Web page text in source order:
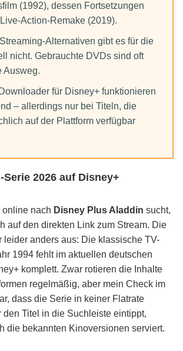
(1992), dessen Fortsetzungen
Action-Remake (2019).
Alternativen gibt es für die
nicht. Gebrauchte DVDs sind oft
Ausweg.
für Disney+ funktionieren
– allerdings nur bei Titeln, die
auf der Plattform verfügbar
2026 auf Disney+
online nach Disney Plus Aladdin sucht,
auf den direkten Link zum Stream. Die
leider anders aus: Die klassische TV-
1994 fehlt im aktuellen deutschen
komplett. Zwar rotieren die Inhalte
regelmäßig, aber mein Check im
dass die Serie in keiner Flatrate
den Titel in die Suchleiste eintippt,
die bekannten Kinoversionen serviert.